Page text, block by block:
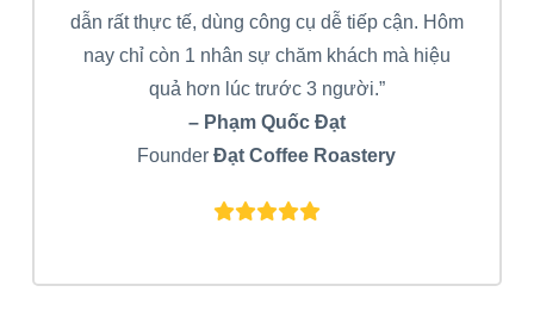
dẫn rất thực tế, dùng công cụ dễ tiếp cận. Hôm
nay chỉ còn 1 nhân sự chăm khách mà hiệu
quả hơn lúc trước 3 người.”
– Phạm Quốc Đạt
FounderĐạt Coffee Roastery